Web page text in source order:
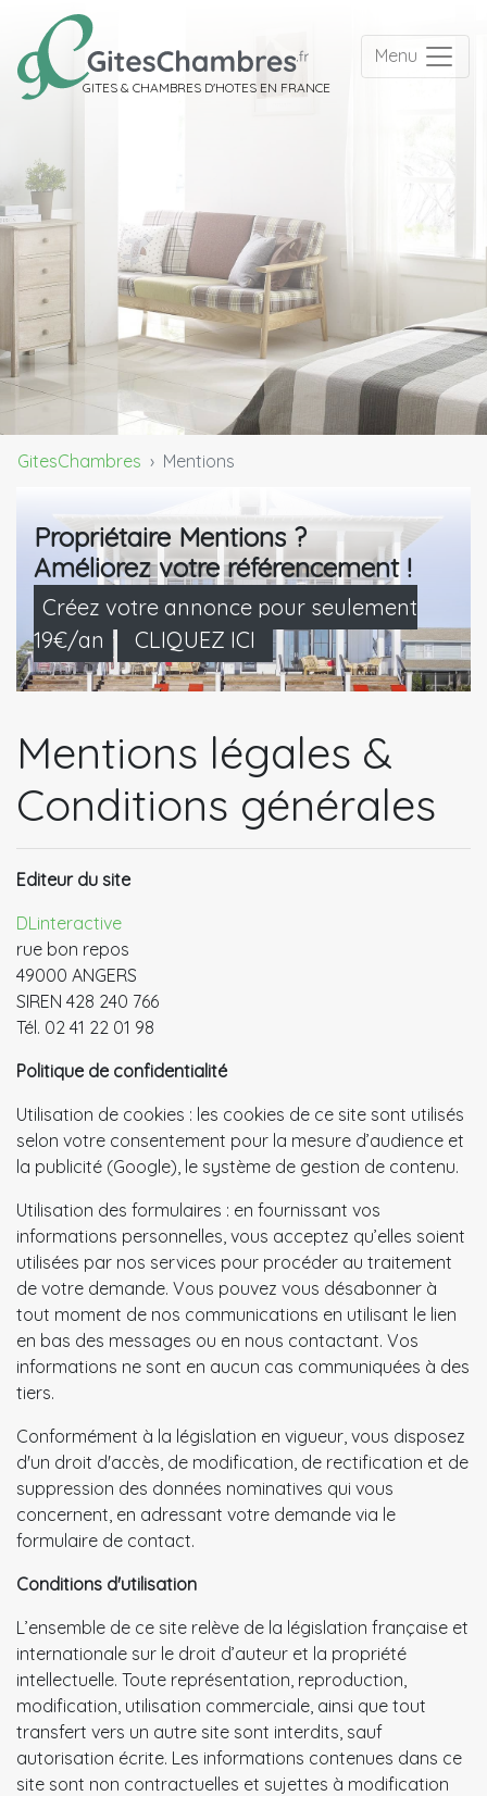
GITES & CHAMBRES D'HOTES EN FRANCE
Menu
GitesChambres Mentions
Propriétaire Mentions ?
Améliorez votre référencement !
Créez votre annonce pour seulement
19€/an
CLIQUEZ ICI
Mentions légales &
Conditions générales
Editeur du site
DLinteractive
rue bon repos
49000 ANGERS
SIREN 428 240 766
Tél. 02 41 22 01 98
Politique de confidentialité
Utilisation de cookies : les cookies de ce site sont utilisés
selon votre consentement pour la mesure d’audience et
la publicité (Google), le système de gestion de contenu.
Utilisation des formulaires : en fournissant vos
informations personnelles, vous acceptez qu’elles soient
utilisées par nos services pour procéder au traitement
de votre demande. Vous pouvez vous désabonner à
tout moment de nos communications en utilisant le lien
en bas des messages ou en nous contactant. Vos
informations ne sont en aucun cas communiquées à des
tiers.
Conformément à la législation en vigueur, vous disposez
d'un droit d'accès, de modification, de rectification et de
suppression des données nominatives qui vous
concernent, en adressant votre demande via le
formulaire de contact.
Conditions d'utilisation
L’ensemble de ce site relève de la législation française et
internationale sur le droit d’auteur et la propriété
intellectuelle. Toute représentation, reproduction,
modification, utilisation commerciale, ainsi que tout
transfert vers un autre site sont interdits, sauf
autorisation écrite. Les informations contenues dans ce
site sont non contractuelles et sujettes à modification